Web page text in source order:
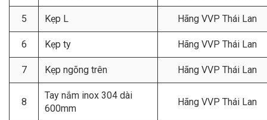
5 Kẹp L Hãng VVP Thái Lan
6 Kẹp ty Hãng VVP Thái Lan
7 Kẹp ngõng trên Hãng VVP Thái Lan
8
Tay nắm inox 304 dài
600mm
Hãng VVP Thái Lan